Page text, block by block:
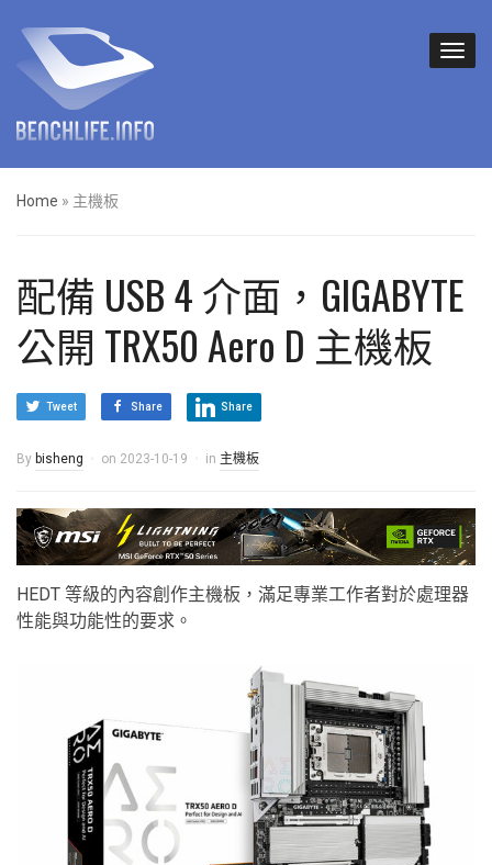
Home » 主機板
配備 USB 4 介面，GIGABYTE
公開 TRX50 Aero D 主機板
Tweet Share Share
By bisheng on 2023-10-19 in 主機板
HEDT 等級的內容創作主機板，滿足專業工作者對於處理器
性能與功能性的要求。